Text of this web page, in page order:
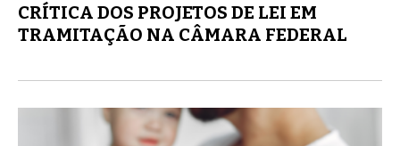
CRÍTICA DOS PROJETOS DE LEI EM
TRAMITAÇÃO NA CÂMARA FEDERAL